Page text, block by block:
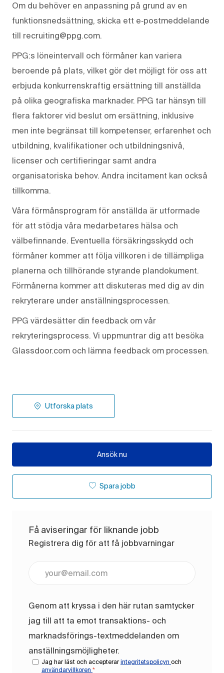
Om du behöver en anpassning på grund av en
funktionsnedsättning, skicka ett e‑postmeddelande
till recruiting@ppg.com.
PPG:s löneintervall och förmåner kan variera
beroende på plats, vilket gör det möjligt för oss att
erbjuda konkurrenskraftig ersättning till anställda
på olika geografiska marknader. PPG tar hänsyn till
flera faktorer vid beslut om ersättning, inklusive
men inte begränsat till kompetenser, erfarenhet och
utbildning, kvalifikationer och utbildningsnivå,
licenser och certifieringar samt andra
organisatoriska behov. Andra incitament kan också
tillkomma.
Våra förmånsprogram för anställda är utformade
för att stödja våra medarbetares hälsa och
välbefinnande. Eventuella försäkringsskydd och
förmåner kommer att följa villkoren i de tillämpliga
planerna och tillhörande styrande plandokument.
Förmånerna kommer att diskuteras med dig av din
rekryterare under anställningsprocessen.
PPG värdesätter din feedback om vår
rekryteringsprocess. Vi uppmuntrar dig att besöka
Glassdoor.com och lämna feedback om processen.
Utforska plats
Ansök nu
Spara jobb
Få aviseringar för liknande jobb
Registrera dig för att få jobbvarningar
Genom att kryssa i den här rutan samtycker
jag till att ta emot transaktions- och
marknadsförings-textmeddelanden om
anställningsmöjligheter.
Jag har läst och accepterarintegritetspolicyn och
användarvillkoren *